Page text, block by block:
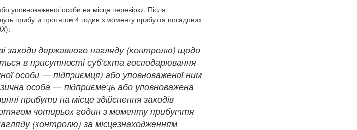
уповноваженої особи на місце перевірки. Після
прибути протягом 4 годин з моменту прибуття посадових
):
заходи державного нагляду (контролю) щодо
в присутності суб’єкта господарювання
особи — підприємця) або уповноваженої ним
особа — підприємець або уповноважена
прибути на місце здійснення заходів
чотирьох годин з моменту прибуття
(контролю) за місцезнаходженням